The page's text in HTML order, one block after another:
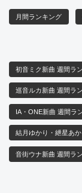
月間ランキング
初音ミク新曲 週間ラ
巡音ルカ新曲 週間ラ
IA・ONE新曲 週間ラ
結月ゆかり・紲星あ
音街ウナ新曲 週間ラ